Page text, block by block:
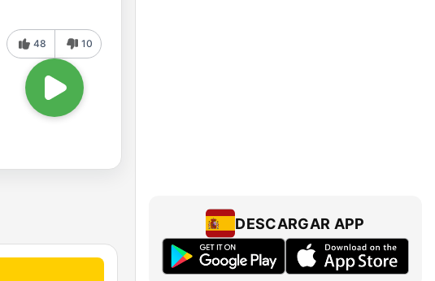
48 10
DESCARGAR APP